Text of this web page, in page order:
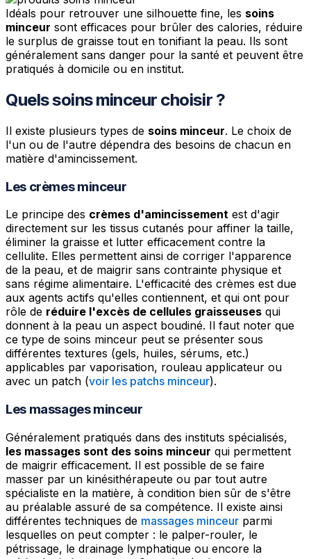
Idéals pour retrouver une silhouette fine, les soins
minceur sont efficaces pour brûler des calories, réduire
le surplus de graisse tout en tonifiant la peau. Ils sont
généralement sans danger pour la santé et peuvent être
pratiqués à domicile ou en institut.
Quels soins minceur choisir ?
Il existe plusieurs types de soins minceur. Le choix de
l'un ou de l'autre dépendra des besoins de chacun en
matière d'amincissement.
Les crèmes minceur
Le principe des crèmes d'amincissement est d'agir
directement sur les tissus cutanés pour affiner la taille,
éliminer la graisse et lutter efficacement contre la
cellulite. Elles permettent ainsi de corriger l'apparence
de la peau, et de maigrir sans contrainte physique et
sans régime alimentaire. L'efficacité des crèmes est due
aux agents actifs qu'elles contiennent, et qui ont pour
rôle de réduire l'excès de cellules graisseuses qui
donnent à la peau un aspect boudiné. Il faut noter que
ce type de soins minceur peut se présenter sous
différentes textures (gels, huiles, sérums, etc.)
applicables par vaporisation, rouleau applicateur ou
avec un patch (voir les patchs minceur).
Les massages minceur
Généralement pratiqués dans des instituts spécialisés,
les massages sont des soins minceur qui permettent
de maigrir efficacement. Il est possible de se faire
masser par un kinésithérapeute ou par tout autre
spécialiste en la matière, à condition bien sûr de s'être
au préalable assuré de sa compétence. Il existe ainsi
différentes techniques de massages minceur parmi
lesquelles on peut compter : le palper-rouler, le
pétrissage, le drainage lymphatique ou encore la